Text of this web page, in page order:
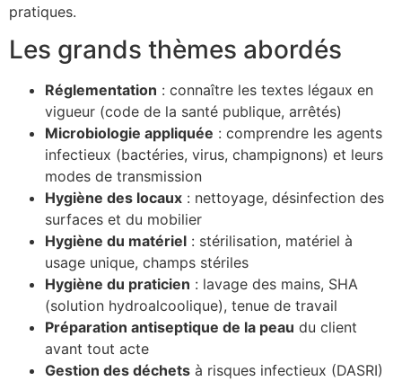
pratiques.
Les grands thèmes abordés
Réglementation : connaître les textes légaux en
vigueur (code de la santé publique, arrêtés)
Microbiologie appliquée : comprendre les agents
infectieux (bactéries, virus, champignons) et leurs
modes de transmission
Hygiène des locaux : nettoyage, désinfection des
surfaces et du mobilier
Hygiène du matériel : stérilisation, matériel à
usage unique, champs stériles
Hygiène du praticien : lavage des mains, SHA
(solution hydroalcoolique), tenue de travail
Préparation antiseptique de la peau du client
avant tout acte
Gestion des déchets à risques infectieux (DASRI)